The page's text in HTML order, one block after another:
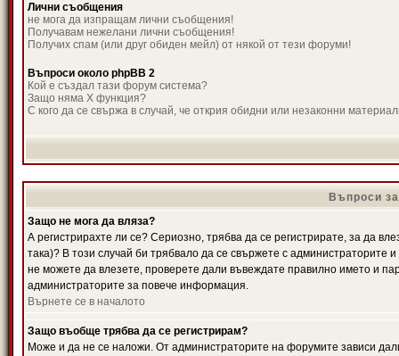
Лични съобщения
не мога да изпращам лични съобщения!
Получавам нежелани лични съобщения!
Получих спам (или друг обиден мейл) от някой от тези форуми!
Въпроси около phpBB 2
Кой е създал тази форум система?
Защо няма X функция?
С кого да се свържа в случай, че открия обидни или незаконни
Въпроси
Защо не мога да вляза?
А регистрирахте ли се? Сериозно, трябва да се регистрирате, за да
така)? В този случай би трябвало да се свържете с администраторите
не можете да влезете, проверете дали въвеждате правилно името и
администраторите за повече информация.
Върнете се в началото
Защо въобще трябва да се регистрирам?
Може и да не се наложи. От администраторите на форумите зависи